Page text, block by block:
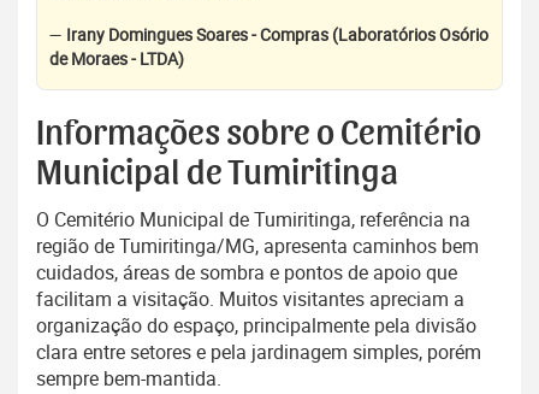
— Irany Domingues Soares - Compras (Laboratórios Osório
de Moraes - LTDA)
Informações sobre o Cemitério
Municipal de Tumiritinga
O Cemitério Municipal de Tumiritinga, referência na
região de Tumiritinga/MG, apresenta caminhos bem
cuidados, áreas de sombra e pontos de apoio que
facilitam a visitação. Muitos visitantes apreciam a
organização do espaço, principalmente pela divisão
clara entre setores e pela jardinagem simples, porém
sempre bem-mantida.